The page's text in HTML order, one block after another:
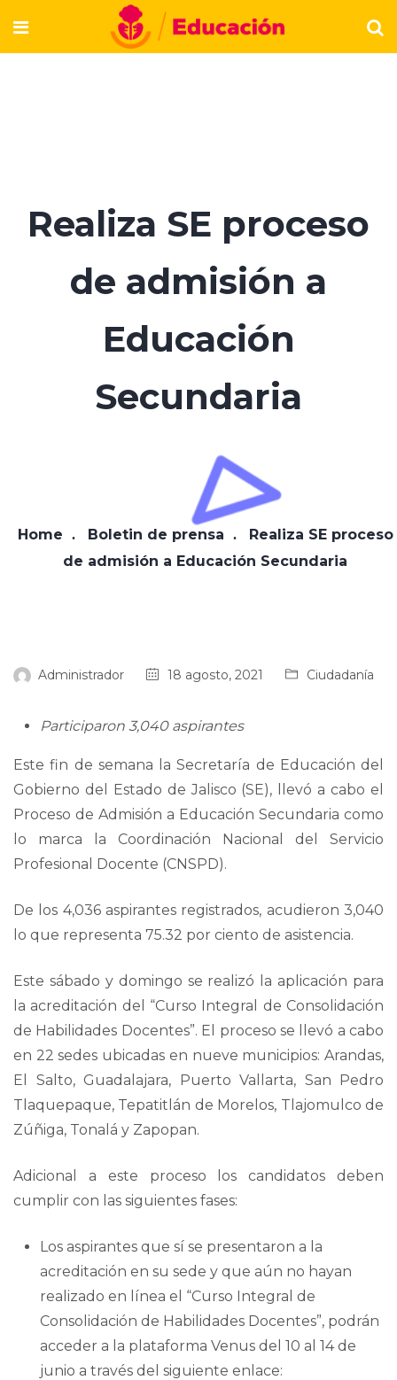
Realiza SE proceso
de admisión a
Educación
Secundaria
Home Boletin de prensa
Realiza SE proceso
de admisión a Educación Secundaria
Administrador 18 agosto, 2021 Ciudadanía
Participaron 3,040 aspirantes
Este fin de semana la Secretaría de Educación del
Gobierno del Estado de Jalisco (SE), llevó a cabo el
Proceso de Admisión a Educación Secundaria como
lo marca la Coordinación Nacional del Servicio
Profesional Docente (CNSPD).
De los 4,036 aspirantes registrados, acudieron 3,040
lo que representa 75.32 por ciento de asistencia.
Este sábado y domingo se realizó la aplicación para
la acreditación del “Curso Integral de Consolidación
de Habilidades Docentes”. El proceso se llevó a cabo
en 22 sedes ubicadas en nueve municipios: Arandas,
El Salto, Guadalajara, Puerto Vallarta, San Pedro
Tlaquepaque, Tepatitlán de Morelos, Tlajomulco de
Zúñiga, Tonalá y Zapopan.
Adicional a este proceso los candidatos deben
cumplir con las siguientes fases:
Los aspirantes que sí se presentaron a la
acreditación en su sede y que aún no hayan
realizado en línea el “Curso Integral de
Consolidación de Habilidades Docentes”, podrán
acceder a la plataforma Venus del 10 al 14 de
junio a través del siguiente enlace: